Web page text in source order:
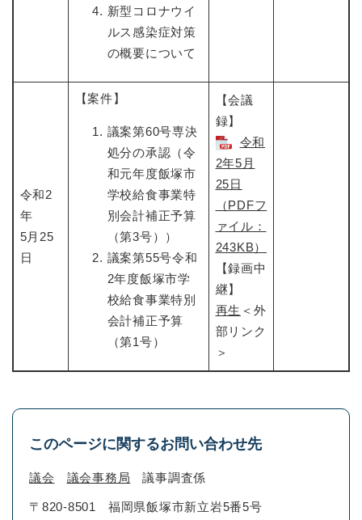
新型コロナウイ
ルス感染症対策
の概要について
令和2
年
5月25
日
【案件】
議案第60号専決
処分の承認（令
和元年度飯塚市
学校給食事業特
別会計補正予算
（第3号））
議案第55号令和
2年度飯塚市学
校給食事業特別
会計補正予算
（第1号）
【会議
録】
令和
2年5月
25日
（PDFフ
ァイル：
243KB）
【録画中
継】
再生 ＜外
部リンク
＞
このページに関するお問い合わせ先
議会 議会事務局 議事調査係
〒820-8501
福岡県飯塚市新立岩5番5号